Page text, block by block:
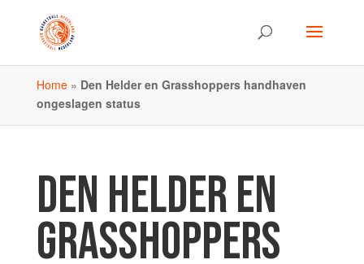
Home» Den Helder en Grasshoppers handhaven
ongeslagen status
DEN HELDER EN
GRASSHOPPERS